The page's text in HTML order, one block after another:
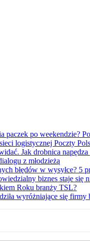
paczek po weekendzie?
logistycznej Poczty
Jak drobnica
z młodzieżą
błędów w wysyłce? 5
biznes staje się
Roku branży TSL?
wyróżniające się firmy